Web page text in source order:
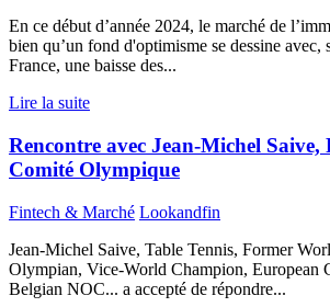
En ce début d’année 2024, le marché de
bien qu’un fond d'optimisme se dessine avec,
France, une baisse des...
Lire la suite
Rencontre avec Jean-Michel Saive,
Comité Olympique
Fintech & Marché Lookandfin
Jean-Michel Saive, Table Tennis, Former
Olympian, Vice-World Champion, European
Belgian NOC... a accepté de répondre...